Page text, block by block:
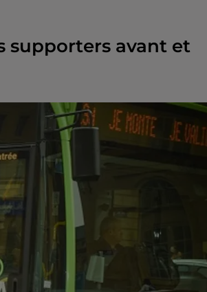
supporters avant et